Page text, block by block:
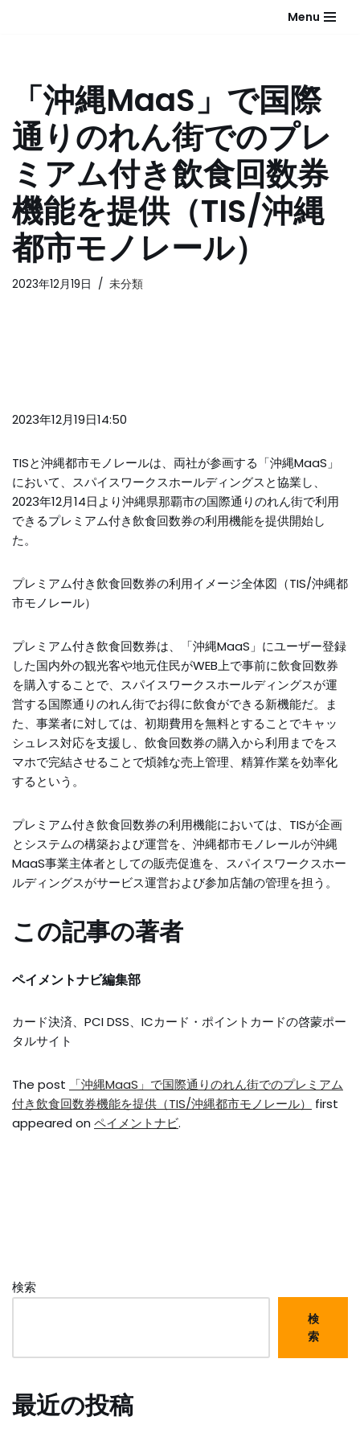
ツ
ス
キ
ッ
プ
Menu
「沖縄MaaS」で国際
通りのれん街でのプレ
ミアム付き飲食回数券
機能を提供（TIS/沖縄
都市モノレール）
2023年12月19日 未分類
2023年12月19日14:50
TISと沖縄都市モノレールは、両社が参画する「沖縄MaaS」
において、スパイスワークスホールディングスと協業し、
2023年12月14日より沖縄県那覇市の国際通りのれん街で利用
できるプレミアム付き飲食回数券の利用機能を提供開始し
た。
プレミアム付き飲食回数券の利用イメージ全体図（TIS/沖縄都
市モノレール）
プレミアム付き飲食回数券は、「沖縄MaaS」にユーザー登録
した国内外の観光客や地元住民がWEB上で事前に飲食回数券
を購入することで、スパイスワークスホールディングスが運
営する国際通りのれん街でお得に飲食ができる新機能だ。ま
た、事業者に対しては、初期費用を無料とすることでキャッ
シュレス対応を支援し、飲食回数券の購入から利用までをス
マホで完結させることで煩雑な売上管理、精算作業を効率化
するという。
プレミアム付き飲食回数券の利用機能においては、TISが企画
とシステムの構築および運営を、沖縄都市モノレールが沖縄
MaaS事業主体者としての販売促進を、スパイスワークスホー
ルディングスがサービス運営および参加店舗の管理を担う。
この記事の著者
ペイメントナビ編集部
カード決済、PCI DSS、ICカード・ポイントカードの啓蒙ポー
タルサイト
The post
「沖縄MaaS」で国際通りのれん街でのプレミアム
付き飲食回数券機能を提供（TIS/沖縄都市モノレール）
first
appeared on ペイメントナビ.
検索
検
索
最近の投稿